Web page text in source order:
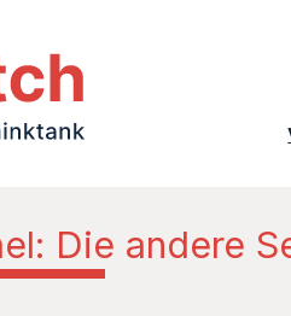
Die andere